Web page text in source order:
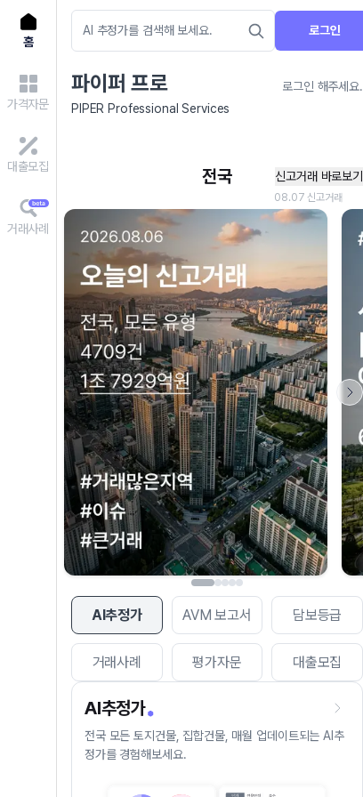
홈
가격자문
대출모집
거래사례
로그인
파이퍼 프로
로그인 해주세요.
PIPER Professional Services
AI추정가 AVM 보고서 담보등급
거래사례 평가자문 대출모집
AI추정가
전국 모든 토지건물, 집합건물, 매월 업데이트되는 AI추
정가를 경험해보세요.